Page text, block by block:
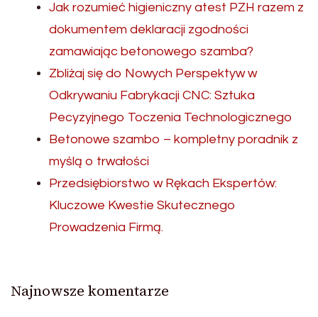
Jak rozumieć higieniczny atest PZH razem z
dokumentem deklaracji zgodności
zamawiając betonowego szamba?
Zbliżaj się do Nowych Perspektyw w
Odkrywaniu Fabrykacji CNC: Sztuka
Pecyzyjnego Toczenia Technologicznego
Betonowe szambo – kompletny poradnik z
myślą o trwałości
Przedsiębiorstwo w Rękach Ekspertów:
Kluczowe Kwestie Skutecznego
Prowadzenia Firmą.
Najnowsze komentarze